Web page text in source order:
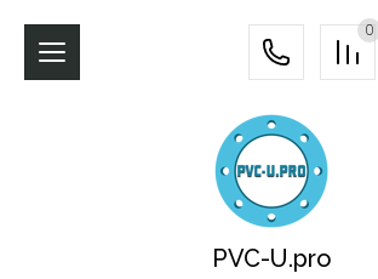
0
PVC-U.pro